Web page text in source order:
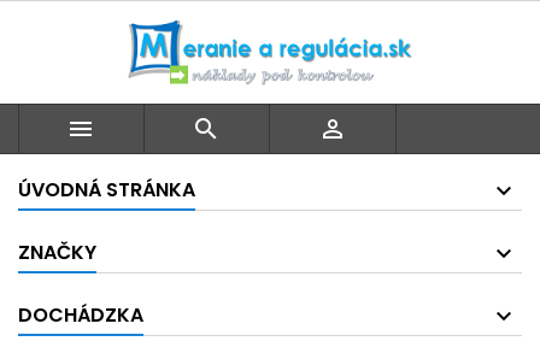
  
ÚVODNÁ STRÁNKA
ZNAČKY
DOCHÁDZKA